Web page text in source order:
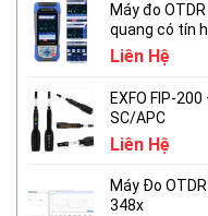
Máy đo
quang có tín
Liên Hệ
EXFO FIP-
SC/APC
Liên Hệ
Máy Đo
348x